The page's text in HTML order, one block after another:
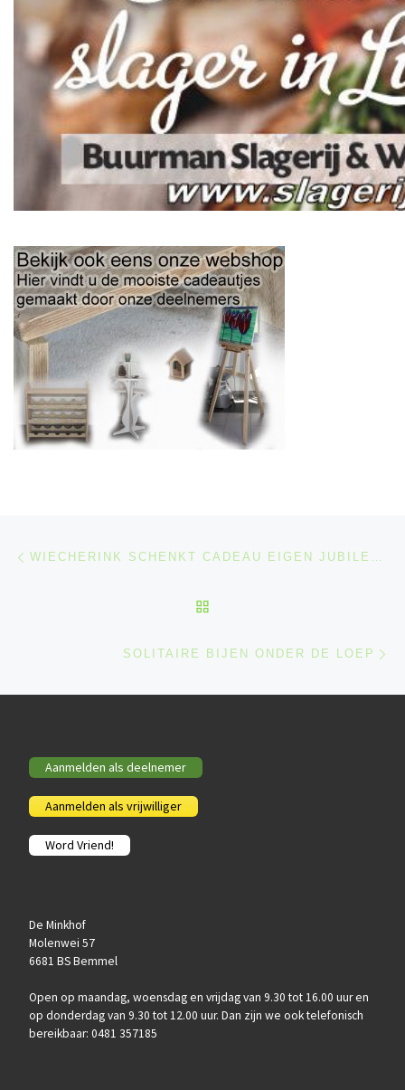
Berichtnavigatie WIECHERINK SCHENKT CADEAU EIGEN JUBILEUM
SOLITAIRE BIJEN ONDER DE LOEP
Aanmelden als deelnemer
Aanmelden als vrijwilliger
Word Vriend!
De Minkhof
Molenwei 57
6681 BS Bemmel
Open op maandag, woensdag en vrijdag van 9.30 tot 16.00 uur en
op donderdag van 9.30 tot 12.00 uur. Dan zijn we ook telefonisch
bereikbaar: 0481 357185